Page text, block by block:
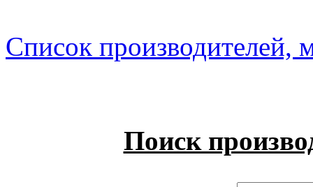
Список производителей,
Поиск